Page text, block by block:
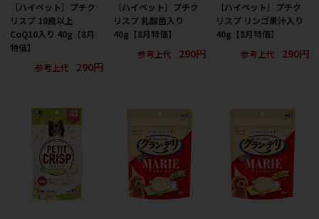
［ハイペット］プチク
リスプ 10歳以上
CoQ10入り 40g【8月
特価】
参考上代
290円
［ハイペット］プチク
リスプ 乳酸菌入り
40g【8月特価】
参考上代
290円
［ハイペット］プチク
リスプ リンゴ果汁入り
40g【8月特価】
参考上代
290円